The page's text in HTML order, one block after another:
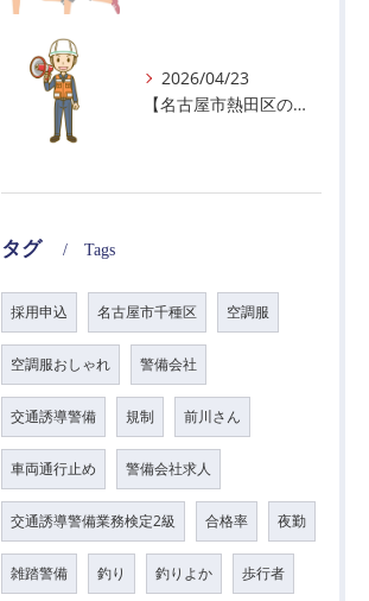
2026/04/23
【名古屋市熱田区の警備会社】GWの面接状況について！
タグ Tags
採用申込 名古屋市千種区 空調服
空調服おしゃれ 警備会社
交通誘導警備 規制 前川さん
車両通行止め 警備会社求人
交通誘導警備業務検定2級 合格率 夜勤
雑踏警備 釣り 釣りよか 歩行者